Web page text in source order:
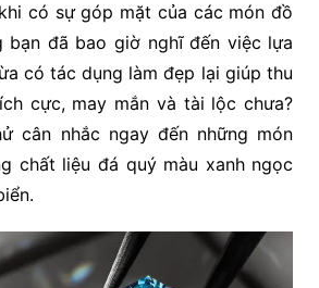
có sự góp mặt của các món đồ
bạn đã bao giờ nghĩ đến việc lựa
có tác dụng làm đẹp lại giúp thu
cực, may mắn và tài lộc chưa?
cân nhắc ngay đến những món
chất liệu đá quý màu xanh ngọc